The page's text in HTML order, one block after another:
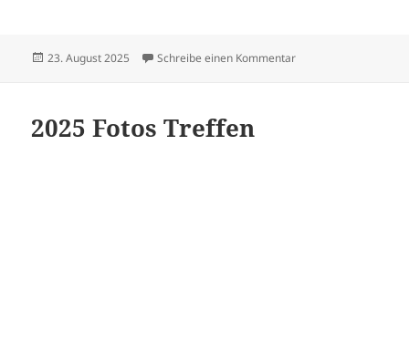
Veröffentlicht
23. August 2025 Schreibe einen Kommentarzu Sängerfest in
2025 Fotos Treffen